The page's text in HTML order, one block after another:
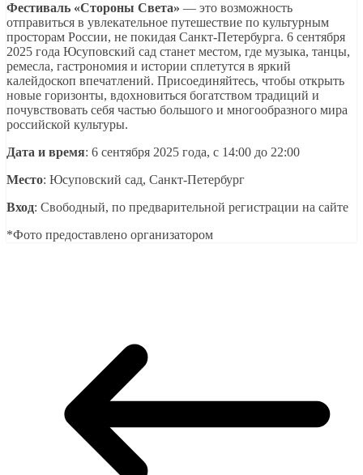
Фестиваль «Стороны Света» — это возможность
отправиться в увлекательное путешествие по культурным
просторам России, не покидая Санкт-Петербурга. 6 сентября
2025 года Юсуповский сад станет местом, где музыка, танцы,
ремесла, гастрономия и истории сплетутся в яркий
калейдоскоп впечатлений. Присоединяйтесь, чтобы открыть
новые горизонты, вдохновиться богатством традиций и
почувствовать себя частью большого и многообразного мира
российской культуры.
Дата и время: 6 сентября 2025 года, с 14:00 до 22:00
Место: Юсуповский сад, Санкт-Петербург
Вход: Свободный, по предварительной регистрации на сайте
*Фото предоставлено организатором